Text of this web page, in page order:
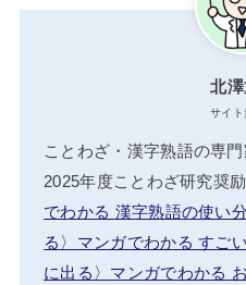
北澤
サイト
ことわざ・漢字熟語の専
2025年度ことわざ研究奨
でわかる 漢字熟語の使い
る〉マンガでわかる すご
に出る〉マンガでわかる